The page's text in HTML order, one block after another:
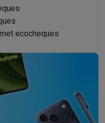
ecocheques